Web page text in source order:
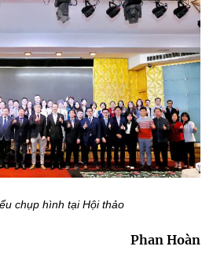
chụp hình tại Hội thảo
Phan Hoàn